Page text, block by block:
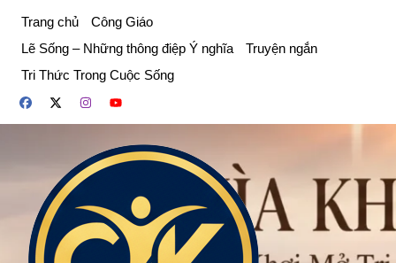
phần
dung
Trang chủ
Công Giáo
Lẽ Sống – Những thông điệp Ý nghĩa
Truyện ngắn
Tri Thức Trong Cuộc Sống